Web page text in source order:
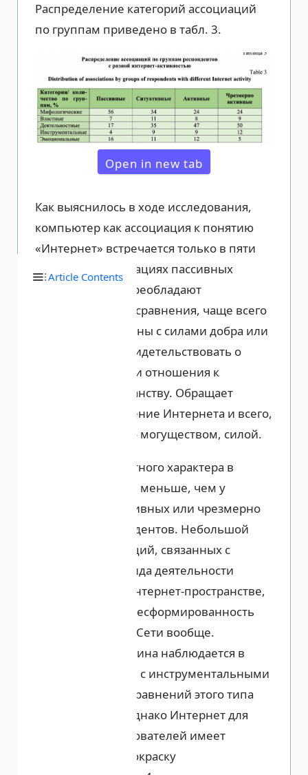
Article Contents
Распределение категорий ассоциаций
по группам приведено в табл. 3.
Open in new tab
Как выяснилось в ходе исследования,
компьютер как ассоциация к понятию
«Интернет» встречается только в пяти
случаях. В ассоциациях пассивных
пользователей преобладают
мифологические сравнения, чаще всего
ассоциации связаны с силами добра или
зла, что может свидетельствовать о
нереалистичности отношения к
интернет-пространству. Обращает
внимание наделение Интернета и всего,
что с ним связано могуществом, силой.
Ассоциаций властного характера в
указанной группе меньше, чем у
ситуативных, активных или чрезмерно
активных респондентов. Небольшой
процент ассоциаций, связанных с
определением вида деятельности
пользователя в интернет-пространстве,
может означать несформированность
представлений о Сети вообще.
Аналогичная картина наблюдается в
указанной группе с инструментальными
ассоциациями – сравнений этого типа
почти нет (4%). Однако Интернет для
пассивных пользователей имеет
эмоциональную окраску